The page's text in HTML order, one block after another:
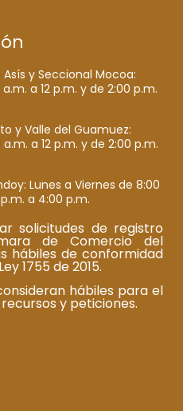
y Seccional Mocoa:
a 12 p.m. y de 2:00 p.m.
y Valle del Guamuez:
a 12 p.m. y de 2:00 p.m.
Lunes a Viernes de 8:00
a 4:00 p.m.
solicitudes de registro
de Comercio del
hábiles de conformidad
1755 de 2015.
hábiles para el
y peticiones.